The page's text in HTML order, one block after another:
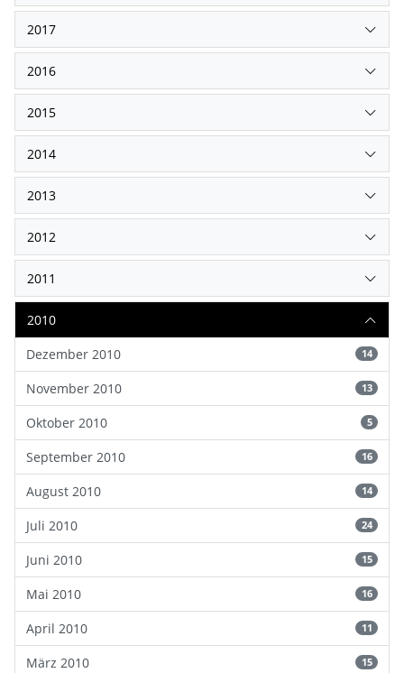
2017
2016
2015
2014
2013
2012
2011
2010
Dezember 2010
14
November 2010 13
Oktober 2010 5
September 2010 16
August 2010 14
Juli 2010 24
Juni 2010 15
Mai 2010 16
April 2010 11
März 2010 15